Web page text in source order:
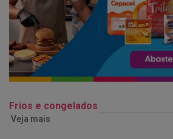
Frios e congelados
Veja mais